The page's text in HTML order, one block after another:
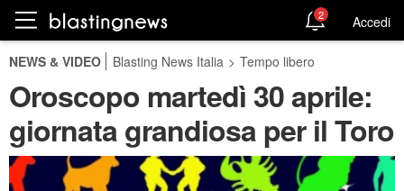
2 Accedi
NEWS & VIDEO Blasting News Italia > Tempo libero
Oroscopo martedì 30 aprile:
giornata grandiosa per il Toro